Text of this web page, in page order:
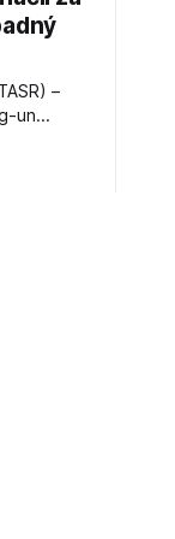
–
un
nešetril